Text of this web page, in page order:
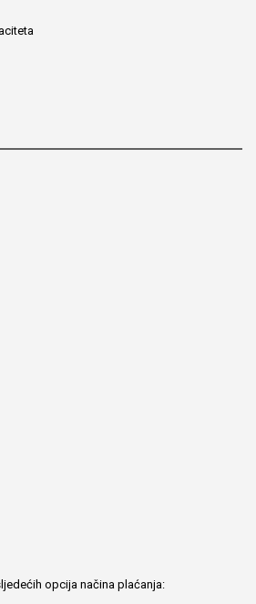
opcija načina plaćanja: